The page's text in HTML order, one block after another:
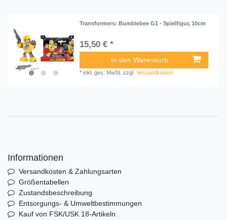
Transformers: Bumblebee G1 - Spielfigur, 10cm
15,50 € *
In den Warenkorb
*inkl. ges. MwSt. zzgl.Versandkosten
Informationen
Versandkosten & Zahlungsarten
Größentabellen
Zustandsbeschreibung
Entsorgungs- & Umweltbestimmungen
Kauf von FSK/USK 18-Artikeln